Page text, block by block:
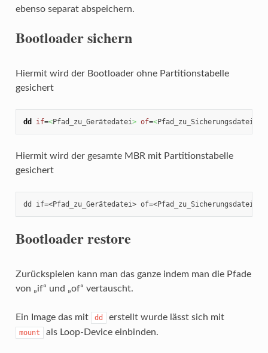
ebenso separat abspeichern.
Bootloader sichern
Hiermit wird der Bootloader ohne Partitionstabelle
gesichert
dd if=<Pfad_zu_Gerätedatei> of=<Pfad_zu_Sicherungsdatei
Hiermit wird der gesamte MBR mit Partitionstabelle
gesichert
dd if=<Pfad_zu_Gerätedatei> of=<Pfad_zu_Sicherungsdatei>
Bootloader restore
Zurückspielen kann man das ganze indem man die Pfade
von „if“ und „of“ vertauscht.
Ein Image das mit dd erstellt wurde lässt sich mit
mount als Loop-Device einbinden.